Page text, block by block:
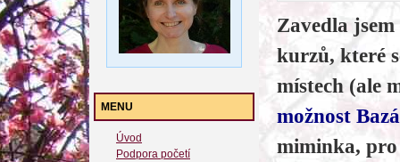
MENU
Úvod
Podpora početí
Zavedla
kurzů, které
místech (ale
možnost
miminka,